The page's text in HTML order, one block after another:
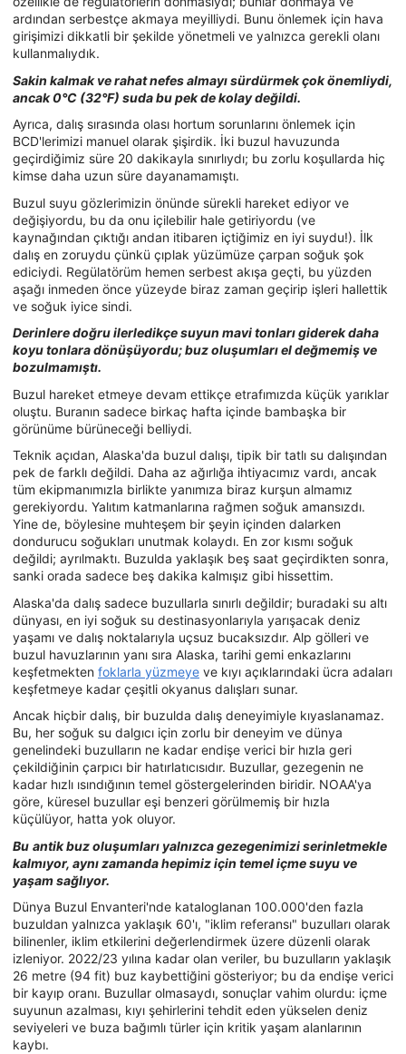
ardından serbestçe akmaya meyilliydi. Bunu önlemek için hava
girişimizi dikkatli bir şekilde yönetmeli ve yalnızca gerekli olanı
kullanmalıydık.
Sakin kalmak ve rahat nefes almayı sürdürmek çok önemliydi,
ancak 0°C (32°F) suda bu pek de kolay değildi.
Ayrıca, dalış sırasında olası hortum sorunlarını önlemek için
BCD'lerimizi manuel olarak şişirdik. İki buzul havuzunda
geçirdiğimiz süre 20 dakikayla sınırlıydı; bu zorlu koşullarda hiç
kimse daha uzun süre dayanamamıştı.
Buzul suyu gözlerimizin önünde sürekli hareket ediyor ve
değişiyordu, bu da onu içilebilir hale getiriyordu (ve
kaynağından çıktığı andan itibaren içtiğimiz en iyi suydu!). İlk
dalış en zoruydu çünkü çıplak yüzümüze çarpan soğuk şok
ediciydi. Regülatörüm hemen serbest akışa geçti, bu yüzden
aşağı inmeden önce yüzeyde biraz zaman geçirip işleri hallettik
ve soğuk iyice sindi.
Derinlere doğru ilerledikçe suyun mavi tonları giderek daha
koyu tonlara dönüşüyordu; buz oluşumları el değmemiş ve
bozulmamıştı.
Buzul hareket etmeye devam ettikçe etrafımızda küçük yarıklar
oluştu. Buranın sadece birkaç hafta içinde bambaşka bir
görünüme bürüneceği belliydi.
Teknik açıdan, Alaska'da buzul dalışı, tipik bir tatlı su dalışından
pek de farklı değildi. Daha az ağırlığa ihtiyacımız vardı, ancak
tüm ekipmanımızla birlikte yanımıza biraz kurşun almamız
gerekiyordu. Yalıtım katmanlarına rağmen soğuk amansızdı.
Yine de, böylesine muhteşem bir şeyin içinden dalarken
dondurucu soğukları unutmak kolaydı. En zor kısmı soğuk
değildi; ayrılmaktı. Buzulda yaklaşık beş saat geçirdikten sonra,
sanki orada sadece beş dakika kalmışız gibi hissettim.
Alaska'da dalış sadece buzullarla sınırlı değildir; buradaki su altı
dünyası, en iyi soğuk su destinasyonlarıyla yarışacak deniz
yaşamı ve dalış noktalarıyla uçsuz bucaksızdır. Alp gölleri ve
buzul havuzlarının yanı sıra Alaska, tarihi gemi enkazlarını
keşfetmekten foklarla yüzmeye ve kıyı açıklarındaki ücra adaları
keşfetmeye kadar çeşitli okyanus dalışları sunar.
Ancak hiçbir dalış, bir buzulda dalış deneyimiyle kıyaslanamaz.
Bu, her soğuk su dalgıcı için zorlu bir deneyim ve dünya
genelindeki buzulların ne kadar endişe verici bir hızla geri
çekildiğinin çarpıcı bir hatırlatıcısıdır. Buzullar, gezegenin ne
kadar hızlı ısındığının temel göstergelerinden biridir. NOAA'ya
göre, küresel buzullar eşi benzeri görülmemiş bir hızla
küçülüyor, hatta yok oluyor.
Bu antik buz oluşumları yalnızca gezegenimizi serinletmekle
kalmıyor, aynı zamanda hepimiz için temel içme suyu ve
yaşam sağlıyor.
Dünya Buzul Envanteri'nde kataloglanan 100.000'den fazla
buzuldan yalnızca yaklaşık 60'ı, "iklim referansı" buzulları olarak
bilinenler, iklim etkilerini değerlendirmek üzere düzenli olarak
izleniyor. 2022/23 yılına kadar olan veriler, bu buzulların yaklaşık
26 metre (94 fit) buz kaybettiğini gösteriyor; bu da endişe verici
bir kayıp oranı. Buzullar olmasaydı, sonuçlar vahim olurdu: içme
suyunun azalması, kıyı şehirlerini tehdit eden yükselen deniz
seviyeleri ve buza bağımlı türler için kritik yaşam alanlarının
kaybı.